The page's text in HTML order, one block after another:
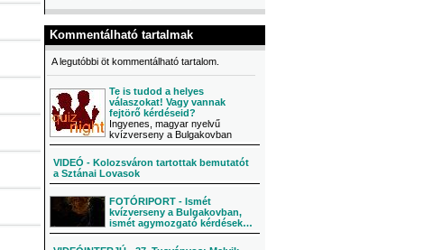
Kommentálható tartalmak
A legutóbbi öt kommentálható tartalom.
Te is tudod a helyes
válaszokat! Vagy vannak
fejtörő kérdéseid?
Ingyenes, magyar nyelvű
kvízverseny a Bulgakovban
VIDEÓ - Kolozsváron tartottak bemutatót
a Sztánai Lovasok
FOTÓRIPORT - Ismét
kvízverseny a Bulgakovban,
ismét agymozgató kérdések…